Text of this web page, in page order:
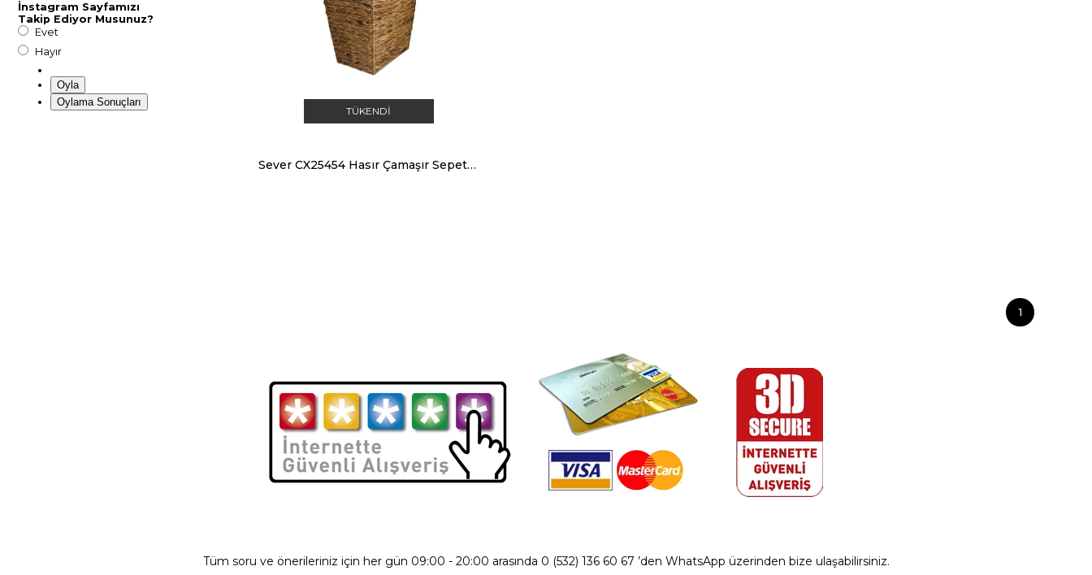
İnstagram Sayfamızı
Takip Ediyor Musunuz?
Evet
Hayır
Oyla
Oylama Sonuçları
TÜKENDI
Sever CX25454 Hasır Çamaşır Sepeti Kapaklı
1
Tüm soru ve önerileriniz için her gün 09:00 - 20:00 arasında 0 (532) 136 60 67 ’den WhatsApp üzerinden bize ulaşabilirsiniz.